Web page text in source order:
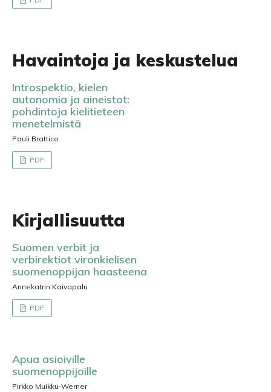
Havaintoja ja keskustelua
Introspektio, kielen
autonomia ja aineistot:
pohdintoja kielitieteen
menetelmistä
Pauli Brattico
PDF
Kirjallisuutta
Suomen verbit ja
verbirektiot vironkielisen
suomenoppijan haasteena
Annekatrin Kaivapalu
PDF
Apua asioiville
suomenoppijoille
Pirkko Muikku-Werner